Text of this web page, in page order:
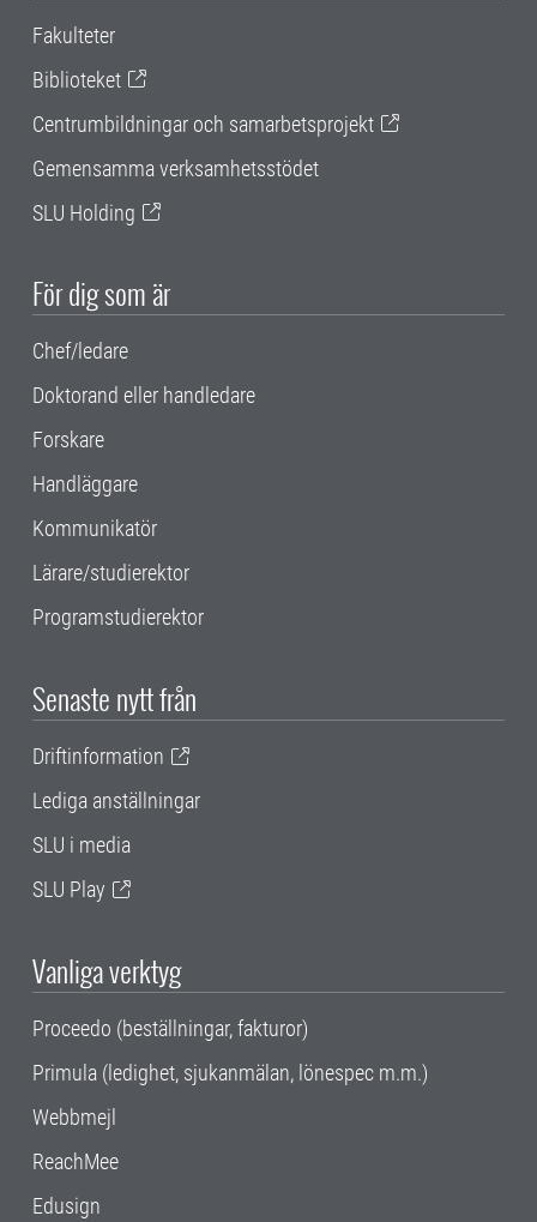
Fakulteter
Biblioteket
Centrumbildningar och samarbetsprojekt
Gemensamma verksamhetsstödet
SLU Holding
För dig som är
Chef/ledare
Doktorand eller handledare
Forskare
Handläggare
Kommunikatör
Lärare/studierektor
Programstudierektor
Senaste nytt från
Driftinformation
Lediga anställningar
SLU i media
SLU Play
Vanliga verktyg
Proceedo (beställningar, fakturor)
Primula (ledighet, sjukanmälan, lönespec m.m.)
Webbmejl
ReachMee
Edusign